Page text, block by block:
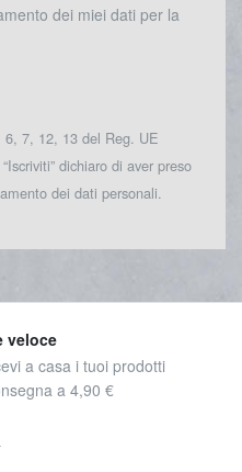
dei miei dati per la
7, 12, 13 del Reg. UE
dichiaro di aver preso
dei dati personali.
veloce
a casa i tuoi prodotti
a 4,90 €